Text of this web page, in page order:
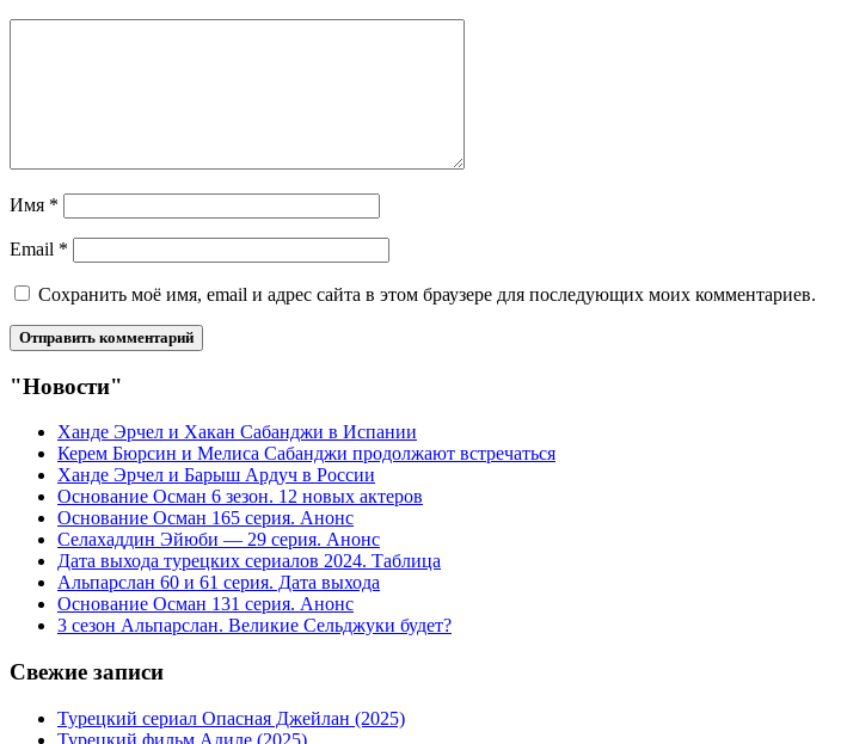
Имя *
Email *
Сохранить моё имя, email и адрес сайта в этом браузере для последующих моих комментариев.
"Новости"
Ханде Эрчел и Хакан Сабанджи в Испании
Керем Бюрсин и Мелиса Сабанджи продолжают встречаться
Ханде Эрчел и Барыш Ардуч в России
Основание Осман 6 зезон. 12 новых актеров
Основание Осман 165 серия. Анонс
Селахаддин Эйюби — 29 серия. Анонс
Дата выхода турецких сериалов 2024. Таблица
Альпарслан 60 и 61 серия. Дата выхода
Основание Осман 131 серия. Анонс
3 сезон Альпарслан. Великие Сельджуки будет?
Свежие записи
Турецкий сериал Опасная Джейлан (2025)
Турецкий фильм Адиле (2025)